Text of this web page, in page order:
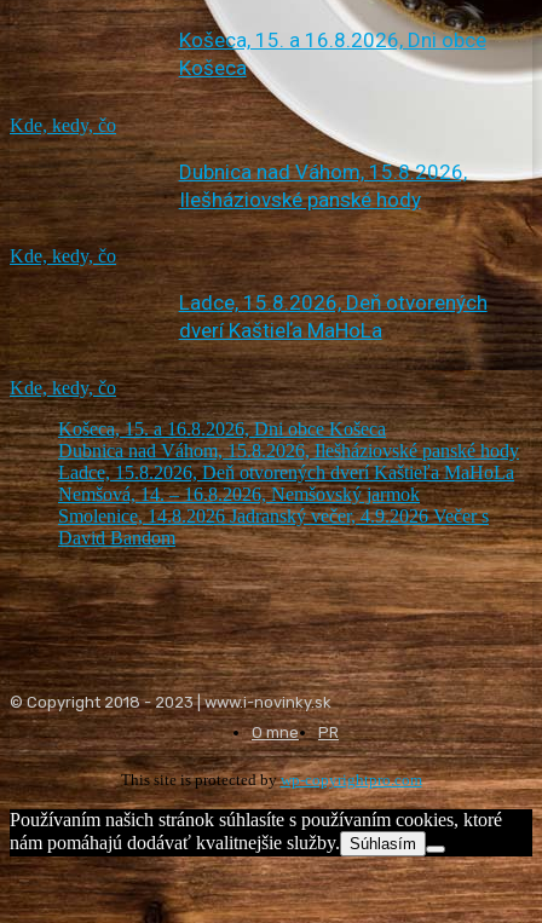
Kde, kedy, čo
Košeca, 15. a 16.8.2026, Dni obce
Košeca
Kde, kedy, čo
Dubnica nad Váhom, 15.8.2026,
Ilešháziovské panské hody
Kde, kedy, čo
Ladce, 15.8.2026, Deň otvorených
dverí Kaštieľa MaHoLa
Košeca, 15. a 16.8.2026, Dni obce Košeca
Dubnica nad Váhom, 15.8.2026, Ilešháziovské panské hody
Ladce, 15.8.2026, Deň otvorených dverí Kaštieľa MaHoLa
Nemšová, 14. – 16.8.2026, Nemšovský jarmok
Smolenice, 14.8.2026 Jadranský večer, 4.9.2026 Večer s
David Bandom
© Copyright 2018 - 2023 | www.i-novinky.sk
O mne
PR
This site is protected bywp-copyrightpro.com
Používaním našich stránok súhlasíte s používaním cookies, ktoré
nám pomáhajú dodávať kvalitnejšie služby. Súhlasím